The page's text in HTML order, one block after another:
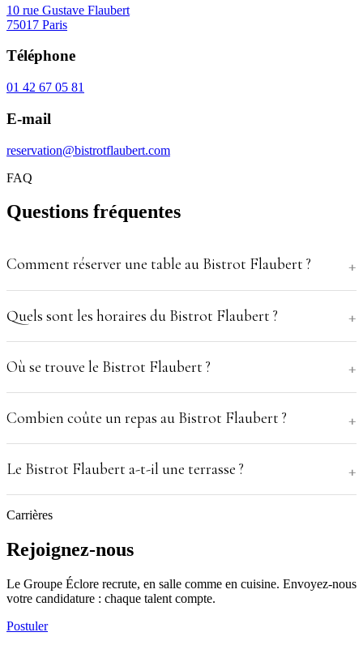
10 rue Gustave Flaubert
75017 Paris
Téléphone
01 42 67 05 81
E-mail
reservation@bistrotflaubert.com
FAQ
Questions fréquentes
Comment réserver une table au Bistrot Flaubert ?
Quels sont les horaires du Bistrot Flaubert ?
Où se trouve le Bistrot Flaubert ?
Combien coûte un repas au Bistrot Flaubert ?
Le Bistrot Flaubert a-t-il une terrasse ?
Carrières
Rejoignez-nous
Le Groupe Éclore recrute, en salle comme en cuisine. Envoyez-nous
votre candidature : chaque talent compte.
Postuler